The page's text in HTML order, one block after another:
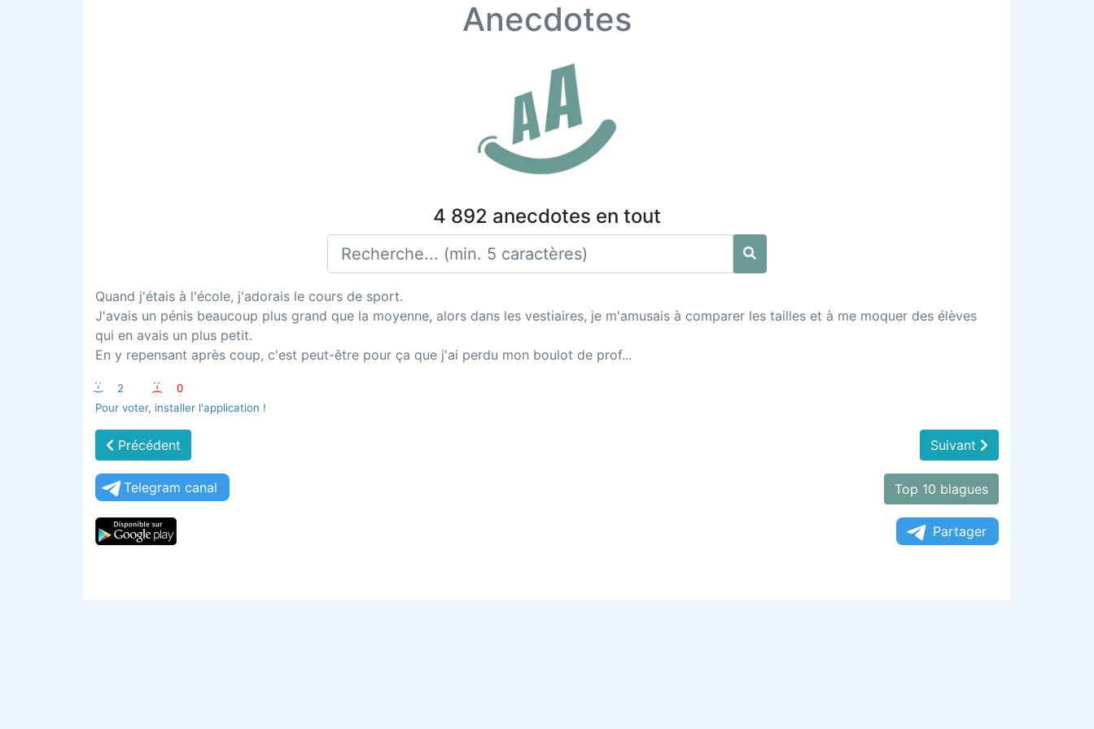
Anecdotes
4 892 anecdotes en tout
Quand j'étais à l'école, j'adorais le cours de sport.
J'avais un pénis beaucoup plus grand que la moyenne, alors dans les vestiaires, je m'amusais à comparer les tailles et à me moquer des élèves
qui en avais un plus petit.
En y repensant après coup, c'est peut-être pour ça que j'ai perdu mon boulot de prof...
:-) 2 :-(
0
Pour voter, installer l'application !
Précédent Suivant
Telegram canal Top 10 blagues
Partager